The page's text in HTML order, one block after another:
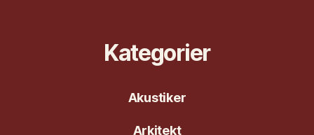
Kategorier
Akustiker
Arkitekt